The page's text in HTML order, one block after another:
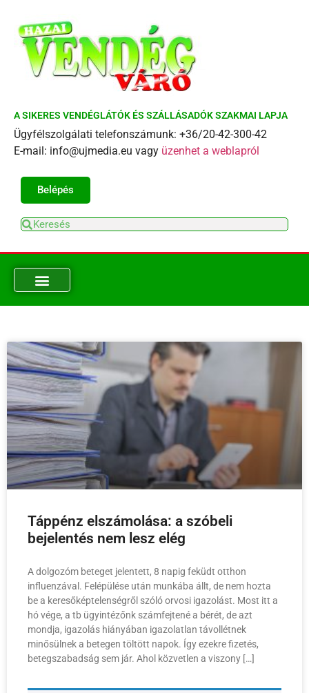
A SIKERES VENDÉGLÁTÓK ÉS SZÁLLÁSADÓK SZAKMAI LAPJA
Ügyfélszolgálati telefonszámunk: +36/20-42-300-42
E-mail: info@ujmedia.eu vagy üzenhet a weblapról
Belépés
Táppénz elszámolása: a szóbeli
bejelentés nem lesz elég
A dolgozóm beteget jelentett, 8 napig feküdt otthon
influenzával. Felépülése után munkába állt, de nem hozta
be a keresőképtelenségről szóló orvosi igazolást. Most itt a
hó vége, a tb ügyintézőnk számfejtené a bérét, de azt
mondja, igazolás hiányában igazolatlan távollétnek
minősülnek a betegen töltött napok. Így ezekre fizetés,
betegszabadság sem jár. Ahol közvetlen a viszony […]